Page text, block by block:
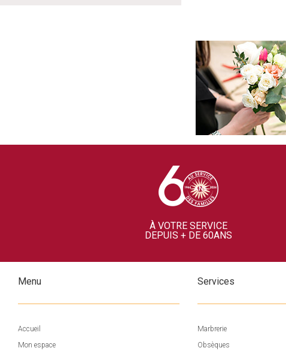
À VOTRE SERVICE
DEPUIS + DE 60ANS
Menu
Accueil
Mon espace
Services
Marbrerie
Obsèques